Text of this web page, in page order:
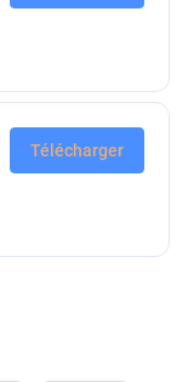
Télécharger